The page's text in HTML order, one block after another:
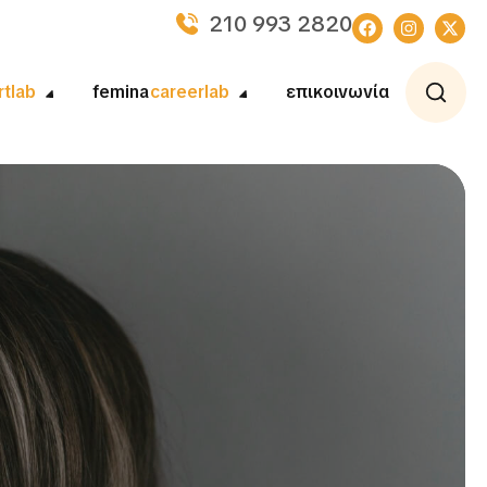
210 993 2820
feminacareerlab επικοινωνία